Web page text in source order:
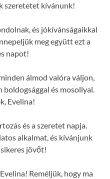
szeretetet kívánunk!
és jókívánságaikkal
meg együtt ezt a
napot!
álmod valóra váljon,
és mosollyal.
Evelina!
és a szeretet napja.
alkalmat, és kívánjunk
jövőt!
Reméljük, hogy ma